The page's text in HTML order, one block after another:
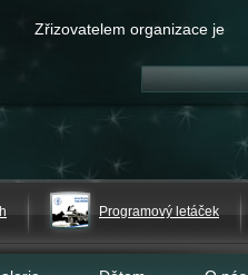
Zřizovatelem organizace je
Programový letáček